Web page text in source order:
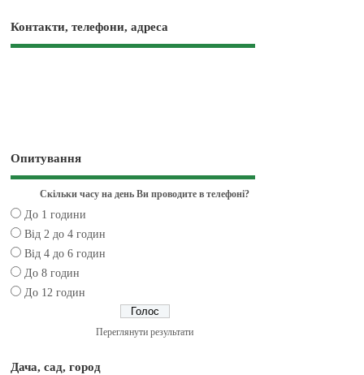
Контакти, телефони, адреса
Опитування
Скільки часу на день Ви проводите в телефоні?
До 1 години
Від 2 до 4 годин
Від 4 до 6 годин
До 8 годин
До 12 годин
Переглянути результати
Дача, сад, город